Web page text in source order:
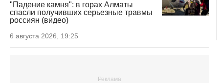
"Падение камня": в горах Алматы
спасли получивших серьезные травмы
россиян (видео)
6 августа 2026, 19:25